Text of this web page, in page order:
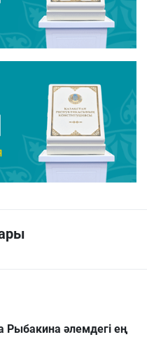
Рыбакина әлемдегі ең